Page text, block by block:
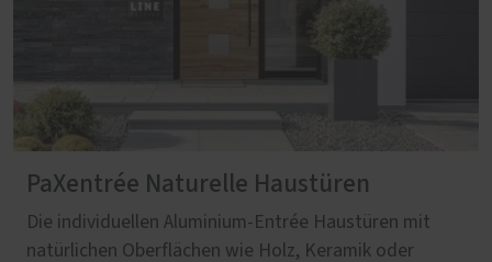
PaXentrée Naturelle Haustüren
Die individuellen Aluminium-Entrée Haustüren mit
natürlichen Oberflächen wie Holz, Keramik oder